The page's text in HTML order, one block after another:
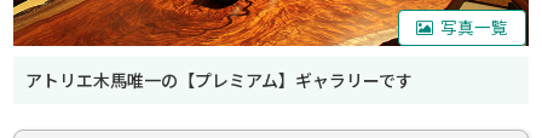
写真一覧
アトリエ木馬唯一の【プレミアム】ギャラリーです